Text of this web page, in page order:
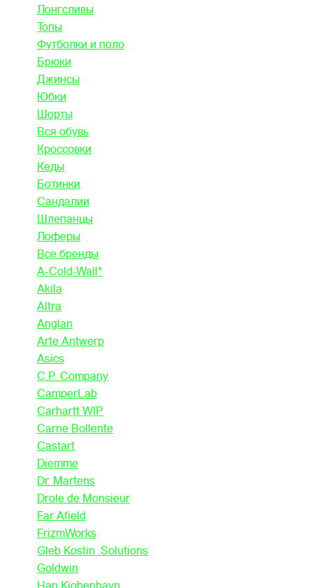
Лонгсливы
Топы
Футболки и поло
Брюки
Джинсы
Юбки
Шорты
Вся обувь
Кроссовки
Кеды
Ботинки
Сандалии
Шлепанцы
Лоферы
Все бренды
A-Cold-Wall*
Akila
Altra
Anglan
Arte Antwerp
Asics
C.P. Company
CamperLab
Carhartt WIP
Carne Bollente
Castart
Diemme
Dr. Martens
Drole de Monsieur
Far Afield
FrizmWorks
Gleb Kostin .Solutions
Goldwin